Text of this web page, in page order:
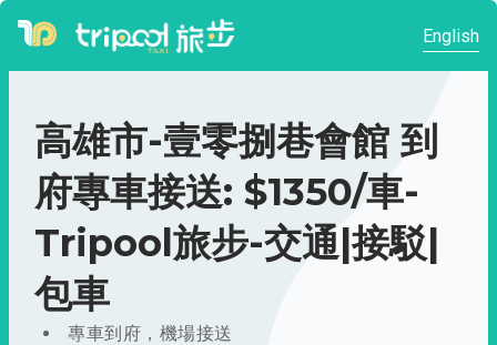
English
高雄市-壹零捌巷會館 到
府專車接送: $1350/車-
Tripool旅步-交通|接駁|
包車
專車到府，機場接送